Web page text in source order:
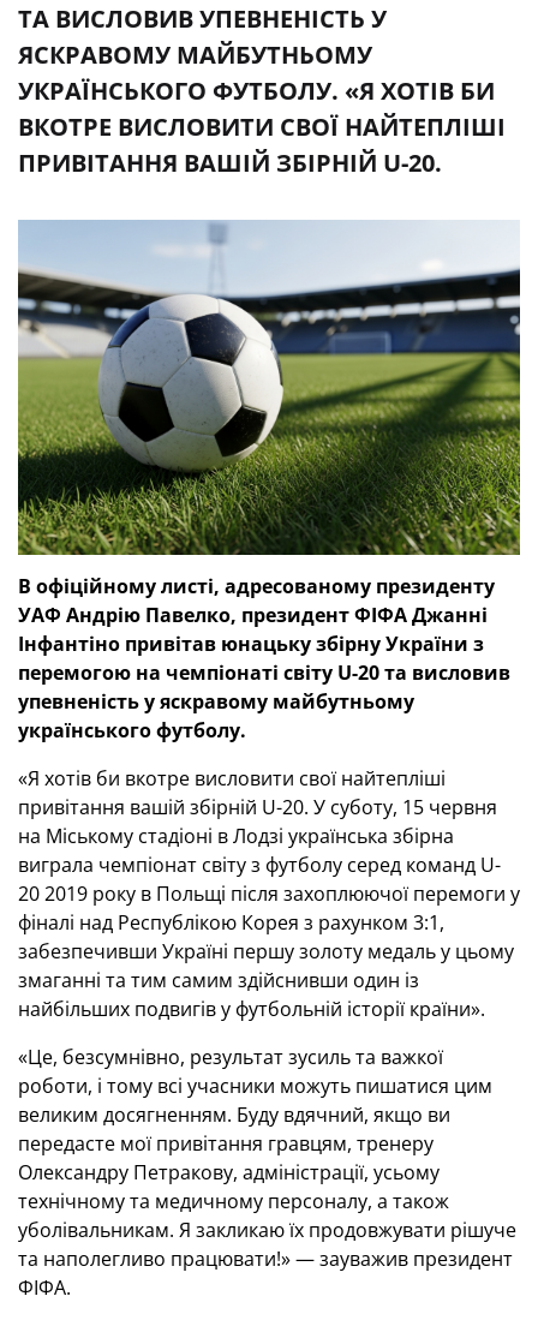
ТА ВИСЛОВИВ УПЕВНЕНІСТЬ У
ЯСКРАВОМУ МАЙБУТНЬОМУ
УКРАЇНСЬКОГО ФУТБОЛУ. «Я ХОТІВ БИ
ВКОТРЕ ВИСЛОВИТИ СВОЇ НАЙТЕПЛІШІ
ПРИВІТАННЯ ВАШІЙ ЗБІРНІЙ U-20.
В офіційному листі, адресованому президенту
УАФ Андрію Павелко, президент ФІФА Джанні
Інфантіно привітав юнацьку збірну України з
перемогою на чемпіонаті світу U-20 та висловив
упевненість у яскравому майбутньому
українського футболу.
«Я хотів би вкотре висловити свої найтепліші
привітання вашій збірній U-20. У суботу, 15 червня
на Міському стадіоні в Лодзі українська збірна
виграла чемпіонат світу з футболу серед команд U-
20 2019 року в Польщі після захоплюючої перемоги у
фіналі над Республікою Корея з рахунком 3:1,
забезпечивши Україні першу золоту медаль у цьому
змаганні та тим самим здійснивши один із
найбільших подвигів у футбольній історії країни».
«Це, безсумнівно, результат зусиль та важкої
роботи, і тому всі учасники можуть пишатися цим
великим досягненням. Буду вдячний, якщо ви
передасте мої привітання гравцям, тренеру
Олександру Петракову, адміністрації, усьому
технічному та медичному персоналу, а також
уболівальникам. Я закликаю їх продовжувати рішуче
та наполегливо працювати!» — зауважив президент
ФІФА.